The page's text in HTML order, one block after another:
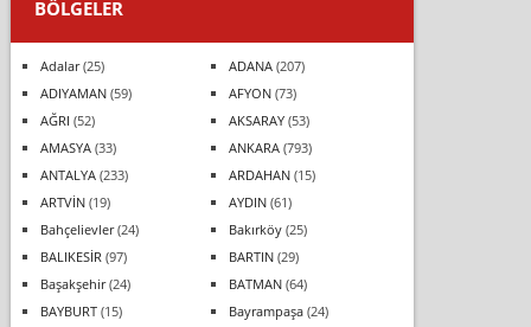
BÖLGELER
Adalar(25) ADANA(207)
ADIYAMAN(59) AFYON(73)
AĞRI (52) AKSARAY(53)
AMASYA(33) ANKARA(793)
ANTALYA(233) ARDAHAN(15)
ARTVİN(19) AYDIN(61)
Bahçelievler(24) Bakırköy(25)
BALIKESİR (97) BARTIN(29)
Başakşehir(24) BATMAN(64)
BAYBURT(15) Bayrampaşa(24)